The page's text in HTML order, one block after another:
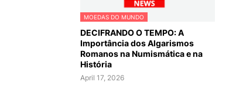
MOEDAS DO MUNDO
DECIFRANDO O TEMPO: A
Importância dos Algarismos
Romanos na Numismática e na
História
April 17, 2026